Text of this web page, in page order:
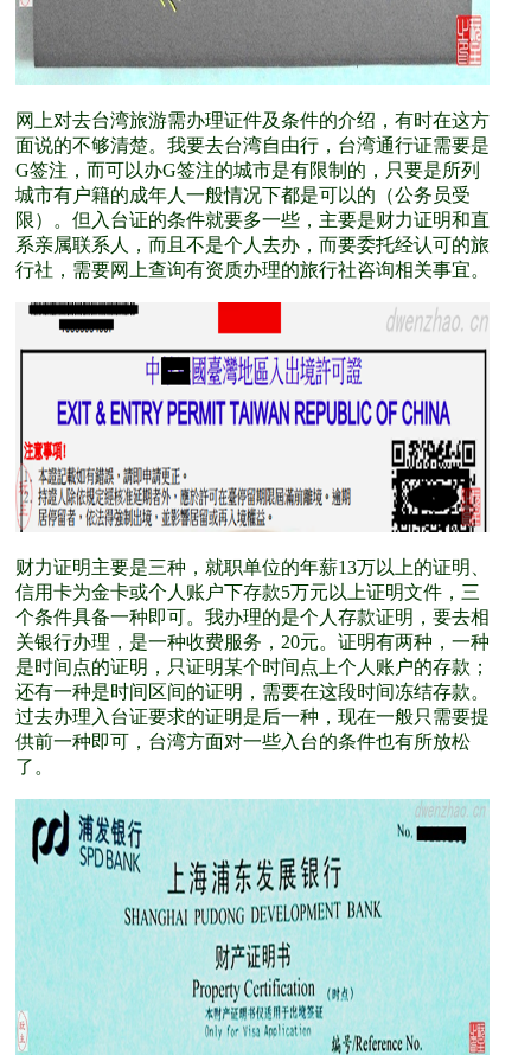
网上对去台湾旅游需办理证件及条件的介绍，有时在这方
面说的不够清楚。我要去台湾自由行，台湾通行证需要是
G签注，而可以办G签注的城市是有限制的，只要是所列
城市有户籍的成年人一般情况下都是可以的（公务员受
限）。但入台证的条件就要多一些，主要是财力证明和直
系亲属联系人，而且不是个人去办，而要委托经认可的旅
行社，需要网上查询有资质办理的旅行社咨询相关事宜。
财力证明主要是三种，就职单位的年薪13万以上的证明、
信用卡为金卡或个人账户下存款5万元以上证明文件，三
个条件具备一种即可。我办理的是个人存款证明，要去相
关银行办理，是一种收费服务，20元。证明有两种，一种
是时间点的证明，只证明某个时间点上个人账户的存款；
还有一种是时间区间的证明，需要在这段时间冻结存款。
过去办理入台证要求的证明是后一种，现在一般只需要提
供前一种即可，台湾方面对一些入台的条件也有所放松
了。